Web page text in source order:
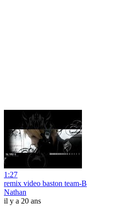
1:27
remix video baston team-B
Nathan
il y a 20 ans